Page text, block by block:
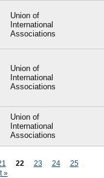
Union of
International
Associations
Union of
International
Associations
Union of
International
Associations
22 23 24
25
»